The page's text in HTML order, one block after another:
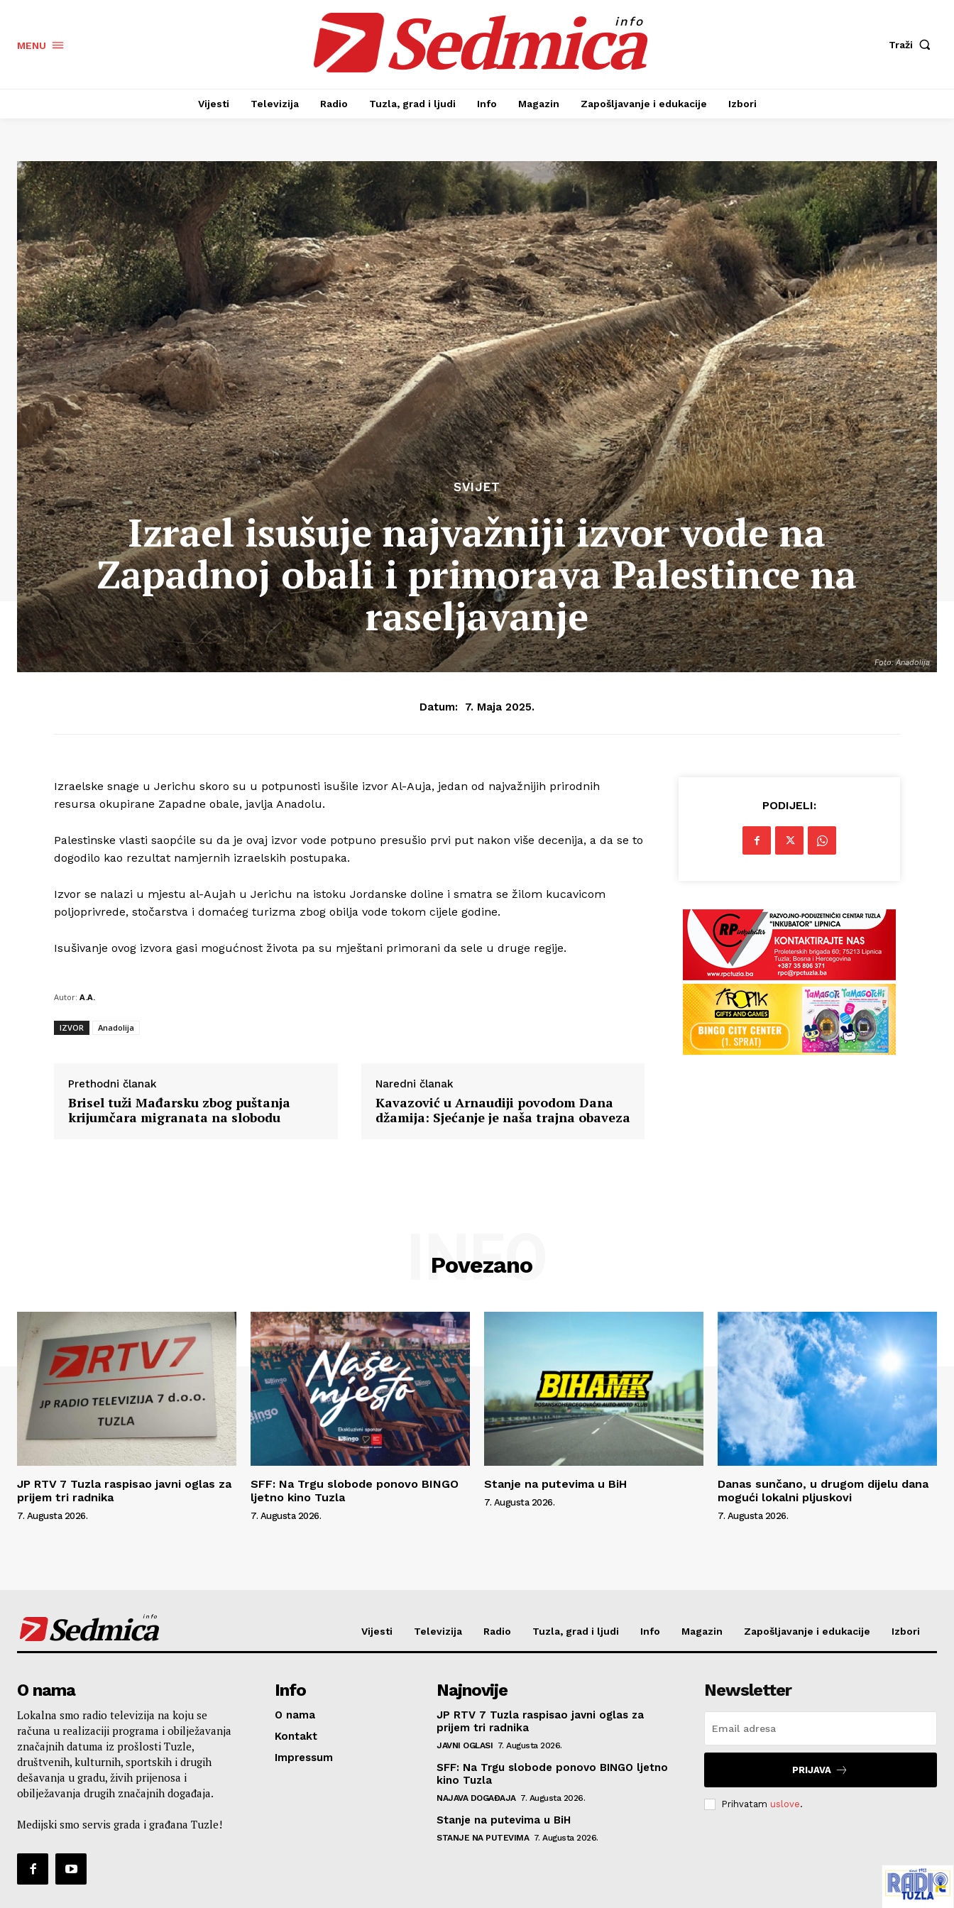
Info
MENU Sedmica
info
Traži
Vijesti Televizija Radio Tuzla, grad i ljudi Info Magazin Zapošljavanje i edukacije Izbori
Foto: Anadolija
SVIJET
Izrael isušuje najvažniji izvor vode na
Zapadnoj obali i primorava Palestince na
raseljavanje
Datum: 7. Maja 2025.
Izraelske snage u Jerichu skoro su u potpunosti isušile izvor Al-Auja, jedan od najvažnijih prirodnih
resursa okupirane Zapadne obale, javlja Anadolu.
Palestinske vlasti saopćile su da je ovaj izvor vode potpuno presušio prvi put nakon više decenija, a da se to
dogodilo kao rezultat namjernih izraelskih postupaka.
Izvor se nalazi u mjestu al-Aujah u Jerichu na istoku Jordanske doline i smatra se žilom kucavicom
poljoprivrede, stočarstva i domaćeg turizma zbog obilja vode tokom cijele godine.
Isušivanje ovog izvora gasi mogućnost života pa su mještani primorani da sele u druge regije.
Autor: A.A.
IZVOR Anadolija
Prethodni članak
Brisel tuži Mađarsku zbog puštanja
krijumčara migranata na slobodu
Naredni članak
Kavazović u Arnaudiji povodom Dana
džamija: Sjećanje je naša trajna obaveza
PODIJELI:
Povezano
INFO
JP RTV 7 Tuzla raspisao javni oglas za
prijem tri radnika
7. Augusta 2026.
SFF: Na Trgu slobode ponovo BINGO
ljetno kino Tuzla
7. Augusta 2026.
Stanje na putevima u BiH
7. Augusta 2026.
Danas sunčano, u drugom dijelu dana
mogući lokalni pljuskovi
7. Augusta 2026.
Sedmica
info
Vijesti Televizija Radio Tuzla, grad i ljudi Info Magazin Zapošljavanje i edukacije Izbori
O nama
Lokalna smo radio televizija na koju se
računa u realizaciji programa i obilježavanja
značajnih datuma iz prošlosti Tuzle,
društvenih, kulturnih, sportskih i drugih
dešavanja u gradu, živih prijenosa i
obilježavanja drugih značajnih događaja.
Medijski smo servis grada i građana Tuzle!
Info
O nama
Kontakt
Impressum
Najnovije
JP RTV 7 Tuzla raspisao javni oglas za
prijem tri radnika
JAVNI OGLASI 7. Augusta 2026.
SFF: Na Trgu slobode ponovo BINGO ljetno
kino Tuzla
NAJAVA DOGAĐAJA 7. Augusta 2026.
Stanje na putevima u BiH
STANJE NA PUTEVIMA 7. Augusta 2026.
Newsletter
PRIJAVA
Prihvatam uslove.